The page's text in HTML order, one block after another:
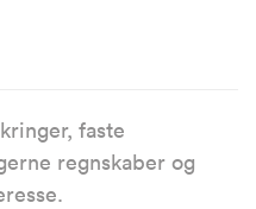
faste
regnskaber og